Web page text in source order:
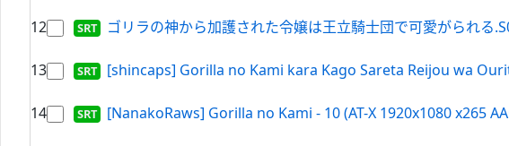
12
ゴリラの神から加護された令嬢は王立騎士団で可愛がられる
13
[shincaps] Gorilla no Kami kara Kago Sareta Reijou wa
14
[NanakoRaws] Gorilla no Kami - 10 (AT-X 1920x1080 x265